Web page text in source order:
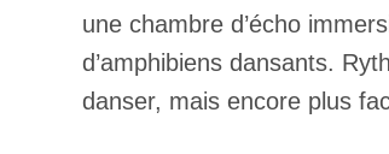
une chambre d’écho
d’amphibiens dansants.
danser, mais encore plus